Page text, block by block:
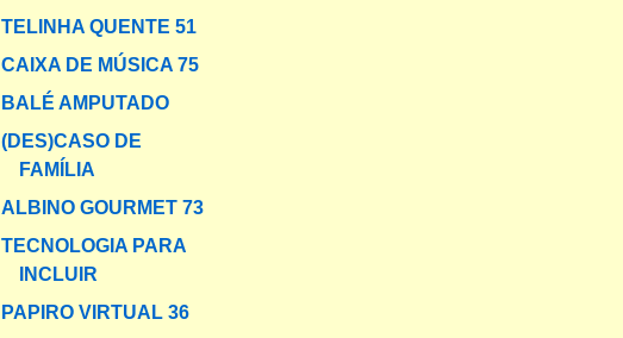
TELINHA QUENTE 51
CAIXA DE MÚSICA 75
BALÉ AMPUTADO
(DES)CASO DE
FAMÍLIA
ALBINO GOURMET 73
TECNOLOGIA PARA
INCLUIR
PAPIRO VIRTUAL 36